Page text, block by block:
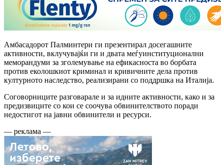
Амбасадорот Палминтери ги презентирал досегашните
активности, вклучувајќи ги и двата меѓуинституционални
меморандуми за зголемување на ефикасноста во борбата
против еколошкиот криминал и кривичните дела против
културното наследство, реализирани со поддршка на Италија.
Соговорниците разговарале и за идните активности, како и за
предизвиците со кои се соочува обвинителството поради
недостигот на јавни обвинители и ресурси.
— реклама —